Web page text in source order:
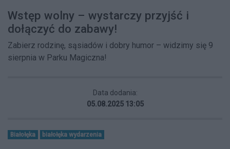
Wstęp wolny – wystarczy przyjść i
dołączyć do zabawy!
Zabierz rodzinę, sąsiadów i dobry humor – widzimy się 9
sierpnia w Parku Magiczna!
Data dodania:
05.08.2025 13:05
Białołęka białołęka wydarzenia